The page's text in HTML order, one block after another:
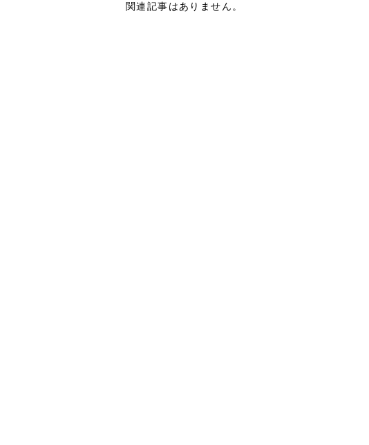
関連記事はありません。